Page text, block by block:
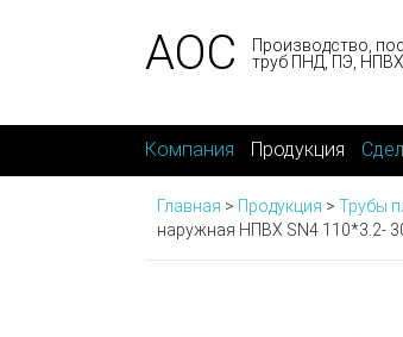
АОС
Производство,
труб ПНД, ПЭ,
Компания Продукция
Главная > Продукция > Трубы
наружная НПВХ SN4 110*3.2-